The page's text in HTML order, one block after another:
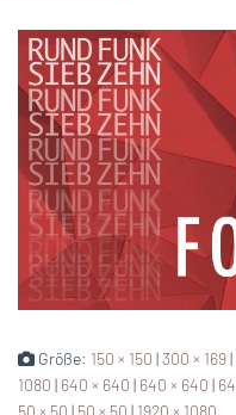
Größe: 150 × 150 |300 × 169|
1080 | 640 × 640 | 640 × 640 |